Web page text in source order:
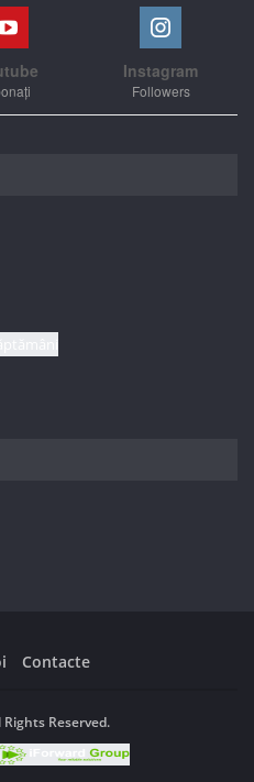
Instagram
Followers
Contacte
Reserved.